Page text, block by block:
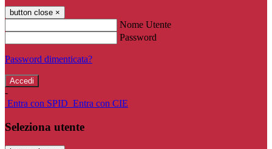
button close ×
Nome Utente
Password
Password dimenticata?
-
Entra con SPID Entra con CIE
Seleziona utente